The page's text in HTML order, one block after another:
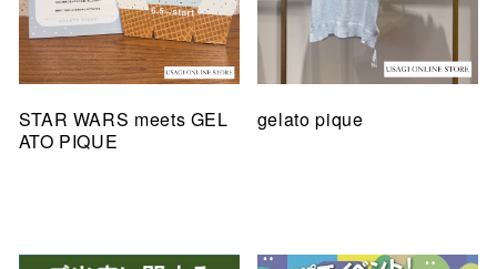
STAR WARS meets GEL
ATO PIQUE
gelato pique